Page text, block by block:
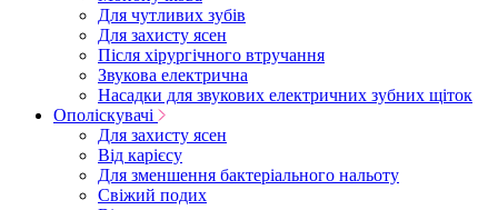
Для чутливих зубів
Для захисту ясен
Після хірургічного втручання
Звукова електрична
Насадки для звукових електричних зубних щіток
Ополіскувачі
Для захисту ясен
Від карієсу
Для зменшення бактеріального нальоту
Свіжий подих